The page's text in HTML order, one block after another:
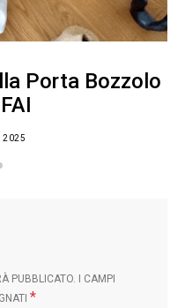
Porta Bozzolo
2025
PUBBLICATO.
I CAMPI
*